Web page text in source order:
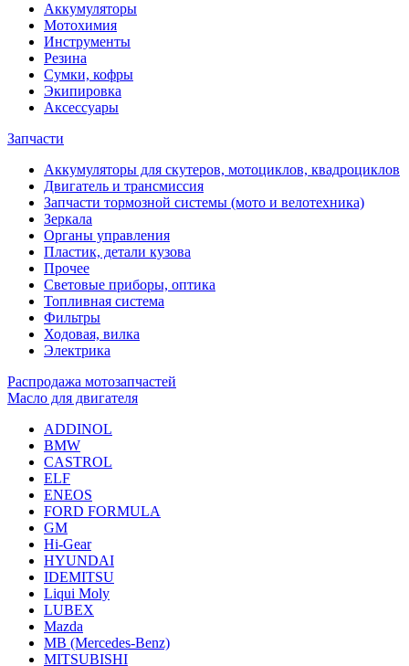
Аккумуляторы
Мотохимия
Инструменты
Резина
Сумки, кофры
Экипировка
Аксессуары
Запчасти
Аккумуляторы для скутеров, мотоциклов, квадроциклов
Двигатель и трансмиссия
Запчасти тормозной системы (мото и велотехника)
Зеркала
Органы управления
Пластик, детали кузова
Прочее
Световые приборы, оптика
Топливная система
Фильтры
Ходовая, вилка
Электрика
Распродажа мотозапчастей
Масло для двигателя
ADDINOL
BMW
CASTROL
ELF
ENEOS
FORD FORMULA
GM
Hi-Gear
HYUNDAI
IDEMITSU
Liqui Moly
LUBEX
Mazda
MB (Mercedes-Вenz)
MITSUBISHI